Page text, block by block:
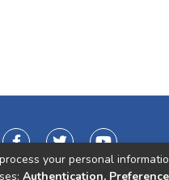
your personal
Authentication,